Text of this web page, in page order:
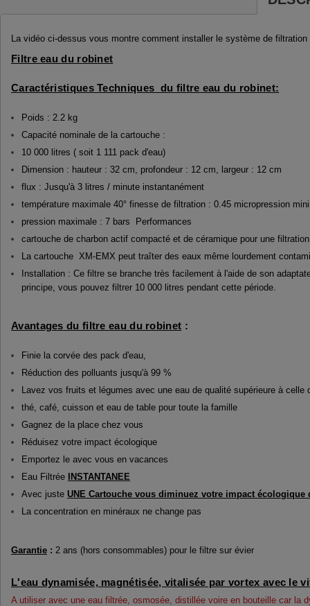
La vidéo ci-dessus vous montre comment installer le système de
Filtre eau du robinet
Caractéristiques Techniques du filtre eau du robinet:
Poids : 2.2 kg
Capacité nominale de la cartouche :
10 000 litres ( soit 1 111 pack d'eau)
Dimension : hauteur : 32 cm, profondeur : 12 cm, largeur : 12 cm
flux : Jusqu'à 3 litres / minute instantanément
température maximale 40° finesse de filtration : 0.45 micropression
pression maximale : 7 bars Performances
cartouche de charbon actif compacté et de céramique pour une
La cartouche XM-EMX peut traîter des eaux même lourdement
Installation : Ce filtre se branche très facilement à l'aide de son
principe, vous pouvez filtrer 10 000 litres pendant cette période.
Avantages du filtre eau du robinet :
Finie la corvée des pack d'eau,
Réduction des polluants jusqu'à 99 %
Lavez vos fruits et légumes avec une eau de qualité supérieure à celle
thé, café, cuisson et eau de table pour toute la famille
Gagnez de la place chez vous
Réduisez votre impact écologique
Emportez le avec vous en vacances
Eau Filtrée INSTANTANEE
Avec juste UNE Cartouche vous diminuez votre impact écologique
La concentration en minéraux ne change pas
Garantie : 2 ans (hors consommables) pour le filtre sur évier
L'eau dynamisée, magnétisée, vitalisée par vortex avec le
A utiliser avec une eau filtrée, osmosée, distillée voire en bouteille car la